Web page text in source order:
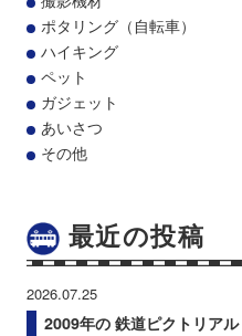
ポタリング（自転車）
ハイキング
ペット
ガジェット
あいさつ
その他
最近の投稿
2026.07.25
2009年の 鉄道ピクトリア